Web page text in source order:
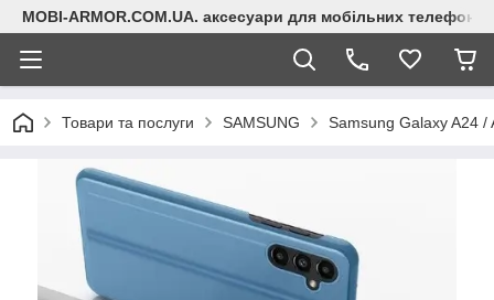
MOBI-ARMOR.COM.UA. аксесуари для мобільних телефонів
Товари та послуги SAMSUNG Samsung Galaxy A24 /